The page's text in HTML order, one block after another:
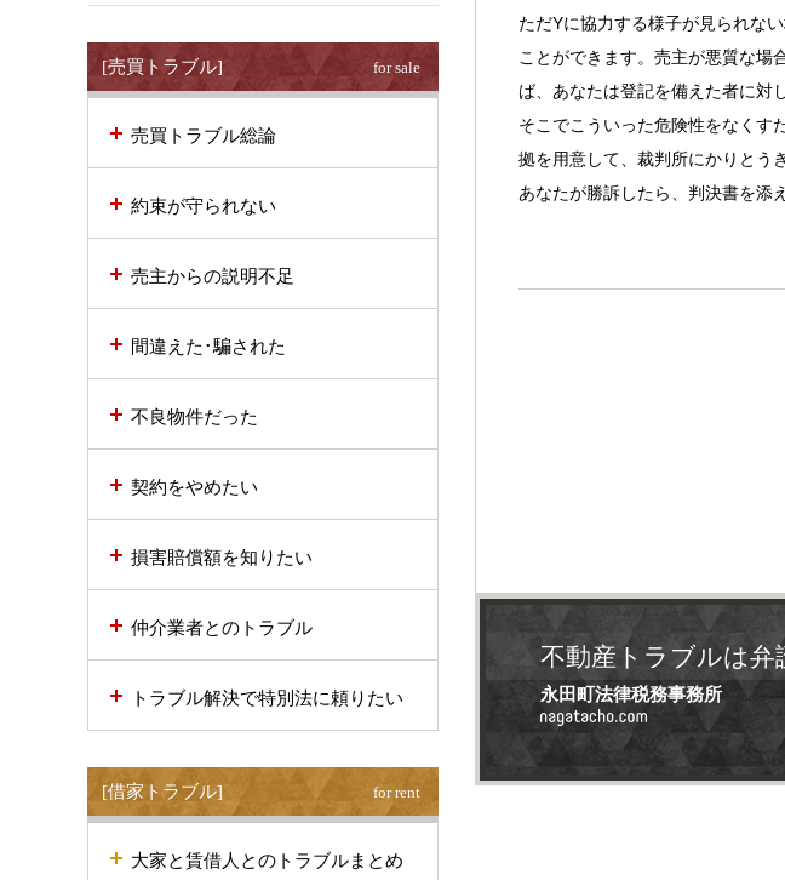
ただYに協力する様子が見られな
ことができます。売主が悪質な場
ば、あなたは登記を備えた者に対
そこでこういった危険性をなくす
拠を用意して、裁判所にかりとう
あなたが勝訴したら、判決書を添
不動産トラブルは
永田町法律税務事務所
[売買トラブル] for sale
売買トラブル総論
約束が守られない
売主からの説明不足
間違えた･騙された
不良物件だった
契約をやめたい
損害賠償額を知りたい
仲介業者とのトラブル
トラブル解決で特別法に頼りたい
[借家トラブル] for rent
大家と賃借人とのトラブルまとめ